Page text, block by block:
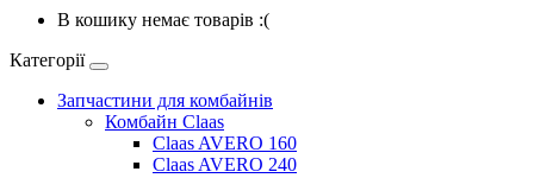
В кошику немає товарів :(
Категорії
Запчастини для комбайнів
Комбайн Claas
Claas AVERO 160
Claas AVERO 240